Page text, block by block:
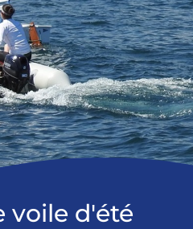
voile d'été